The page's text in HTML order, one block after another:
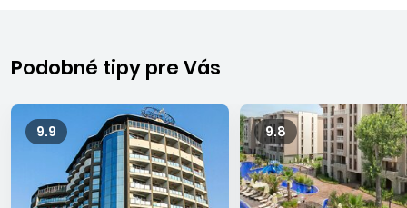
Podobné tipy pre Vás
9.9 9.8